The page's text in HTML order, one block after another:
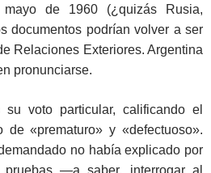
de 1960 (¿quizás Rusia,
documentos podrían volver a ser
Relaciones Exteriores. Argentina
pronunciarse.
voto particular, calificando el
de «prematuro» y «defectuoso».
no había explicado por